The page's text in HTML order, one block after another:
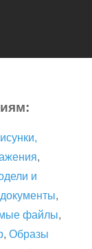
,
и
,
файлы,
, Образы